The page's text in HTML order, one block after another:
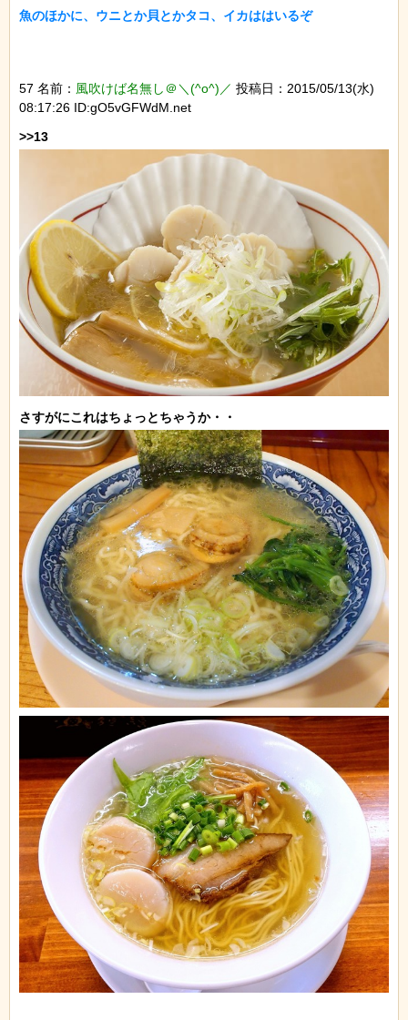
魚のほかに、ウニとか貝とかタコ、イカははいるぞ
57 名前： 風吹けば名無し＠＼(^o^)／ 投稿日：2015/05/13(水)
08:17:26 ID:gO5vGFWdM.net